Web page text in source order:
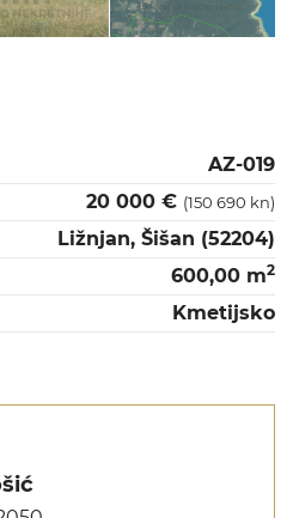
AZ-019
20 000 € (150 690 kn)
Ližnjan, Šišan (52204)
600,00 m2
Kmetijsko